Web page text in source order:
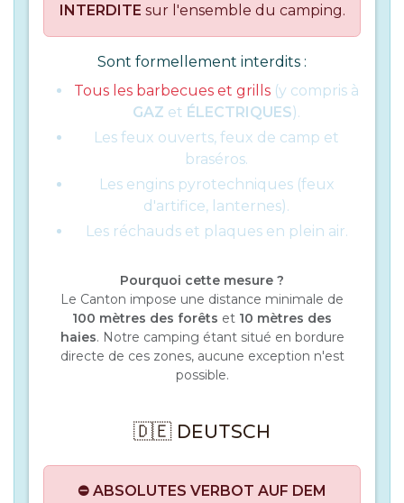
INTERDITE sur l'ensemble du camping.
Sont formellement interdits :
Tous les barbecues et grills (y compris à
GAZ et ÉLECTRIQUES).
Les feux ouverts, feux de camp et
braséros.
Les engins pyrotechniques (feux
d'artifice, lanternes).
Les réchauds et plaques en plein air.
Pourquoi cette mesure ?
Le Canton impose une distance minimale de
100 mètres des forêts et 10 mètres des
haies. Notre camping étant situé en bordure
directe de ces zones, aucune exception n'est
possible.
🇩🇪 DEUTSCH
⛔ ABSOLUTES VERBOT AUF DEM